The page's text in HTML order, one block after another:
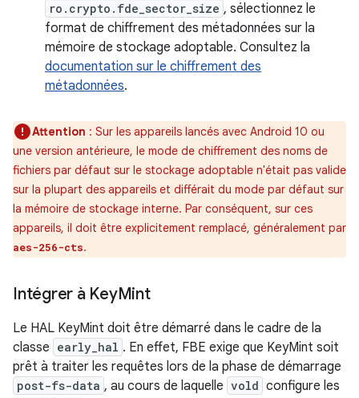
ro.crypto.fde_sector_size , sélectionnez le
format de chiffrement des métadonnées sur la
mémoire de stockage adoptable. Consultez la
documentation sur le chiffrement des
métadonnées.
Attention : Sur les appareils lancés avec Android 10 ou
une version antérieure, le mode de chiffrement des noms de
fichiers par défaut sur le stockage adoptable n'était pas valide
sur la plupart des appareils et différait du mode par défaut sur
la mémoire de stockage interne. Par conséquent, sur ces
appareils, il doit être explicitement remplacé, généralement par
aes-256-cts.
Intégrer à KeyMint
Le HAL KeyMint doit être démarré dans le cadre de la
classe early_hal . En effet, FBE exige que KeyMint soit
prêt à traiter les requêtes lors de la phase de démarrage
post-fs-data , au cours de laquelle vold configure les